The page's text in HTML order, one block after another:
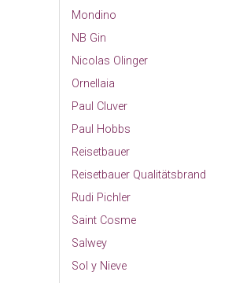
Mondino
NB Gin
Nicolas Olinger
Ornellaia
Paul Cluver
Paul Hobbs
Reisetbauer
Reisetbauer Qualitätsbrand
Rudi Pichler
Saint Cosme
Salwey
Sol y Nieve